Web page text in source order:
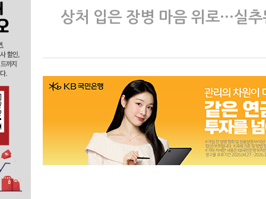
상처 입은 장병 마음 위로…실추